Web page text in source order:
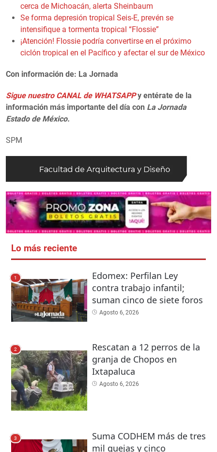
cerca de Michoacán, alerta Sheinbaum
Se forma depresión tropical Seis-E, prevén se
intensifique a tormenta tropical “Flossie”
¡Atención! Flossie podría convertirse en el próximo
ciclón tropical en el Pacífico y afectar el sur de México
Con información de: La Jornada
Sigue nuestro CANAL de WHATSAPPy entérate de la
información más importante del día con La Jornada
Estado de México.
SPM
Lo más reciente
1
Edomex: Perfilan Ley
contra trabajo infantil;
suman cinco de siete foros
Agosto 6, 2026
2
Rescatan a 12 perros de la
granja de Chopos en
Ixtapaluca
Agosto 6, 2026
3
Suma CODHEM más de tres
mil quejas y cinco